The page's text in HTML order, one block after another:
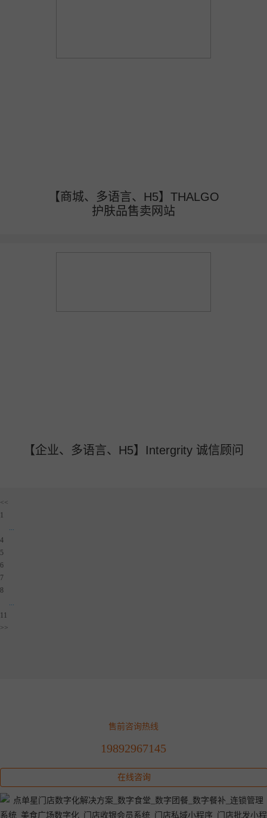
【商城、多语言、H5】THALGO
护肤品售卖网站
【企业、多语言、H5】Intergrity 诚信顾问
<<
1
...
4
5
6
7
8
...
11
>>
售前咨询热线
19892967145
在线咨询